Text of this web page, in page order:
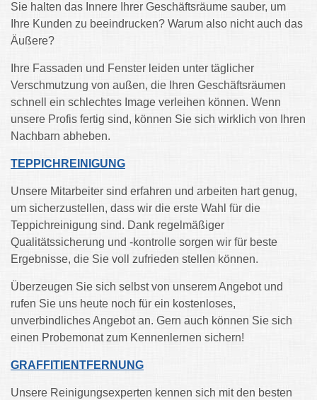
Sie halten das Innere Ihrer Geschäftsräume sauber, um
Ihre Kunden zu beeindrucken? Warum also nicht auch das
Äußere?
Ihre Fassaden und Fenster leiden unter täglicher
Verschmutzung von außen, die Ihren Geschäftsräumen
schnell ein schlechtes Image verleihen können. Wenn
unsere Profis fertig sind, können Sie sich wirklich von Ihren
Nachbarn abheben.
TEPPICHREINIGUNG
Unsere Mitarbeiter sind erfahren und arbeiten hart genug,
um sicherzustellen, dass wir die erste Wahl für die
Teppichreinigung sind. Dank regelmäßiger
Qualitätssicherung und -kontrolle sorgen wir für beste
Ergebnisse, die Sie voll zufrieden stellen können.
Überzeugen Sie sich selbst von unserem Angebot und
rufen Sie uns heute noch für ein kostenloses,
unverbindliches Angebot an. Gern auch können Sie sich
einen Probemonat zum Kennenlernen sichern!
GRAFFITIENTFERNUNG
Unsere Reinigungsexperten kennen sich mit den besten